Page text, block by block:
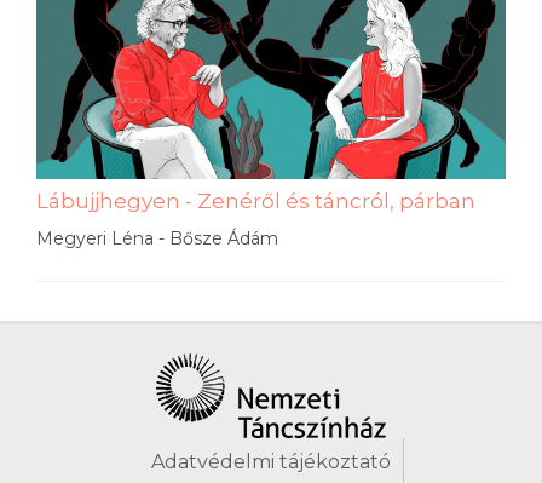
Lábujjhegyen - Zenéről és táncról, párban
Megyeri Léna - Bősze Ádám
Adatvédelmi tájékoztató